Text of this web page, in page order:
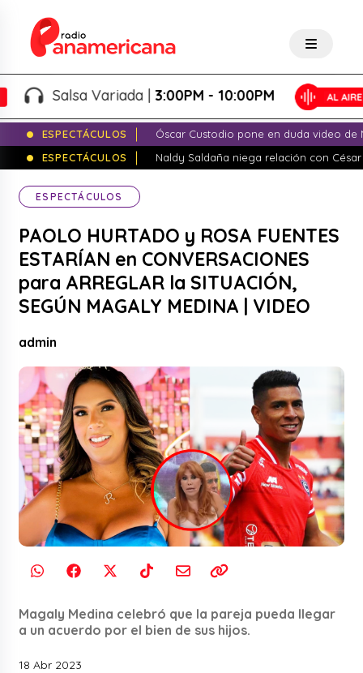
Salsa Variada |3:00PM - 10:00PM
ESPECTÁCULOS
Óscar Custodio pone en duda video de
ESPECTÁCULOS
Naldy Saldaña niega relación con
ESPECTÁCULOS
PAOLO HURTADO y ROSA FUENTES
ESTARÍAN en CONVERSACIONES
para ARREGLAR la SITUACIÓN,
SEGÚN MAGALY MEDINA | VIDEO
admin
Magaly Medina celebró que la pareja pueda llegar
a un acuerdo por el bien de sus hijos.
18 Abr 2023